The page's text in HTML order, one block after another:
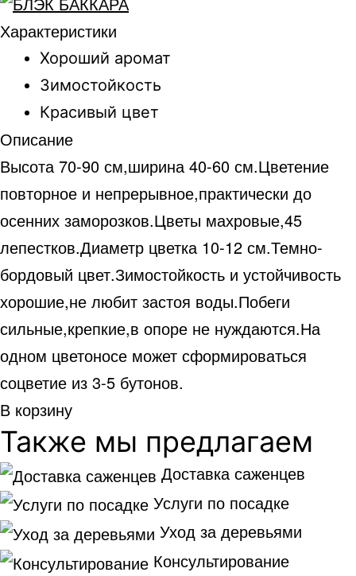
Характеристики
Хороший аромат
Зимостойкость
Красивый цвет
Описание
Высота 70-90 см,ширина 40-60 см.Цветение
повторное и непрерывное,практически до
осенних заморозков.Цветы махровые,45
лепестков.Диаметр цветка 10-12 см.Темно-
бордовый цвет.Зимостойкость и устойчивость
хорошие,не любит застоя воды.Побеги
сильные,крепкие,в опоре не нуждаются.На
одном цветоносе может сформироваться
соцветие из 3-5 бутонов.
В корзину
Также мы предлагаем
Доставка саженцев
Услуги по посадке
Уход за деревьями
Консультирование